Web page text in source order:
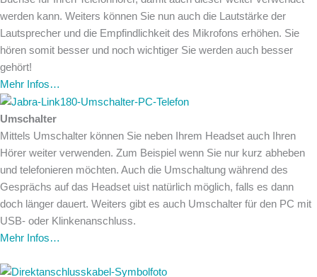
werden kann. Weiters können Sie nun auch die Lautstärke der
Lautsprecher und die Empfindlichkeit des Mikrofons erhöhen. Sie
hören somit besser und noch wichtiger Sie werden auch besser
gehört!
Mehr Infos…
Umschalter
Mittels Umschalter können Sie neben Ihrem Headset auch Ihren
Hörer weiter verwenden. Zum Beispiel wenn Sie nur kurz abheben
und telefonieren möchten. Auch die Umschaltung während des
Gesprächs auf das Headset uist natürlich möglich, falls es dann
doch länger dauert. Weiters gibt es auch Umschalter für den PC mit
USB- oder Klinkenanschluss.
Mehr Infos…